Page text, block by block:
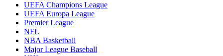
UEFA Champions League
UEFA Europa League
Premier League
NFL
NBA Basketball
Major League Baseball